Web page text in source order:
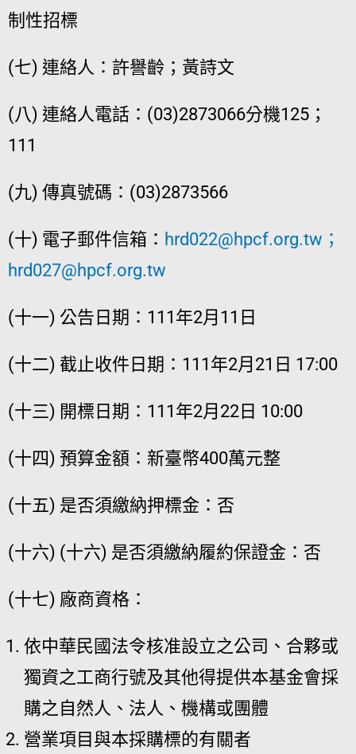
制性招標
(七) 連絡人：許譽齡；黃詩文
(八) 連絡人電話：(03)2873066分機125；
111
(九) 傳真號碼：(03)2873566
(十) 電子郵件信箱： hrd022@hpcf.org.tw ；
hrd027@hpcf.org.tw
(十一) 公告日期：111年2月11日
(十二) 截止收件日期：111年2月21日 17:00
(十三) 開標日期：111年2月22日 10:00
(十四) 預算金額：新臺幣400萬元整
(十五) 是否須繳納押標金：否
(十六) (十六) 是否須繳納履約保證金：否
(十七) 廠商資格：
依中華民國法令核准設立之公司、合夥或
獨資之工商行號及其他得提供本基金會採
購之自然人、法人、機構或團體
營業項目與本採購標的有關者